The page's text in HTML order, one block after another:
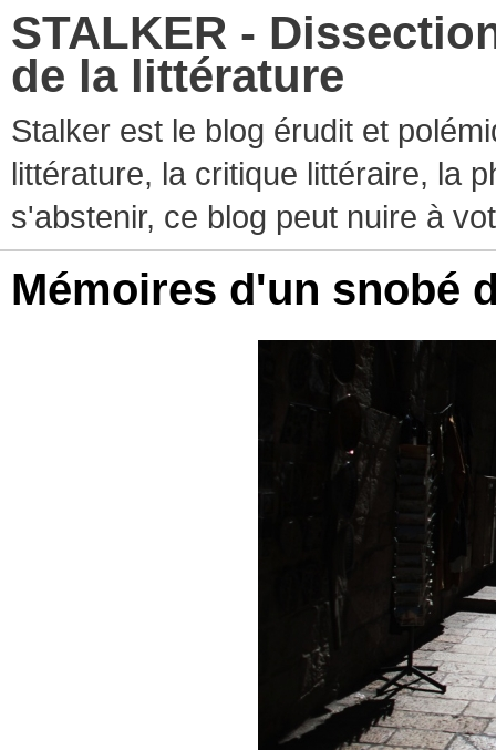
STALKER -
de la littérature
Stalker est le blog érudit et
littérature, la critique littéraire, la
s'abstenir, ce blog peut nuire à
Mémoires d'un snobé